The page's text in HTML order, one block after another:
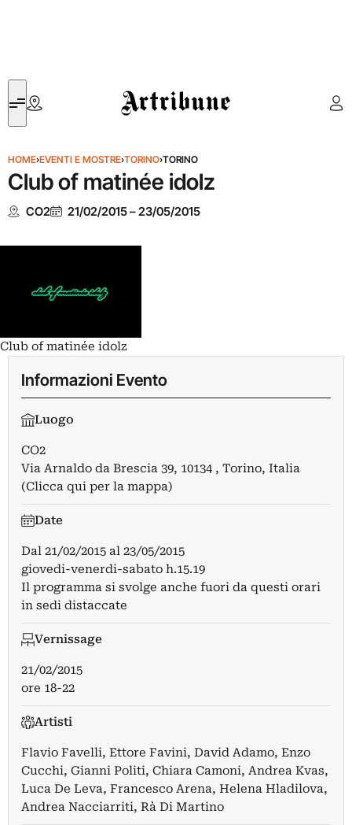
Artribune
HOME›EVENTI E MOSTRE›TORINO›TORINO
Club of matinée idolz
CO2 21/02/2015–23/05/2015
Club of matinée idolz
Informazioni Evento
Luogo
CO2
Via Arnaldo da Brescia 39, 10134 , Torino, Italia
(Clicca qui per la mappa)
Date
Dal 21/02/2015 al 23/05/2015
giovedi-venerdi-sabato h.15.19
Il programma si svolge anche fuori da questi orari
in sedi distaccate
Vernissage
21/02/2015
ore 18-22
Artisti
Flavio Favelli, Ettore Favini, David Adamo, Enzo
Cucchi, Gianni Politi, Chiara Camoni, Andrea Kvas,
Luca De Leva, Francesco Arena, Helena Hladilova,
Andrea Nacciarriti, Rà Di Martino